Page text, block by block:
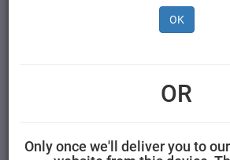
g
OK
OR
Only once we'll deliver you to